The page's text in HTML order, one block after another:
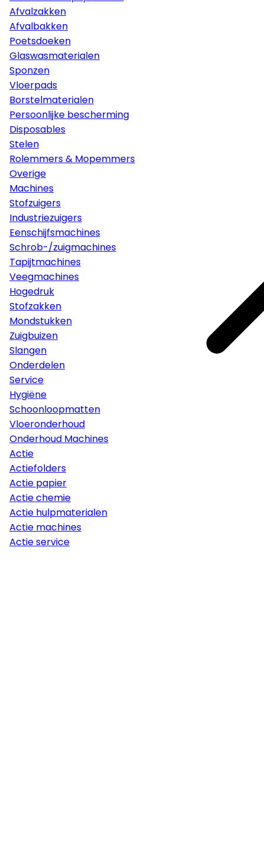
Afvalzakken
Afvalbakken
Poetsdoeken
Glaswasmaterialen
Sponzen
Vloerpads
Borstelmaterialen
Persoonlijke bescherming
Disposables
Stelen
Rolemmers & Mopemmers
Overige
Machines
Stofzuigers
Industriezuigers
Eenschijfsmachines
Schrob-/zuigmachines
Tapijtmachines
Veegmachines
Hogedruk
Stofzakken
Mondstukken
Zuigbuizen
Slangen
Onderdelen
Service
Hygiëne
Schoonloopmatten
Vloeronderhoud
Onderhoud Machines
Actie
Actiefolders
Actie papier
Actie chemie
Actie hulpmaterialen
Actie machines
Actie service